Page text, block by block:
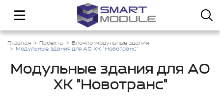
Главная Проекты
Блочно-модульные здания
Модульные здания для АО ХК "Новотранс"
Модульные здания для АО
ХК "Новотранс"